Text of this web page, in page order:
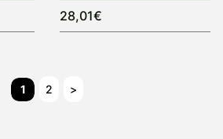
28,01€
1 2 >